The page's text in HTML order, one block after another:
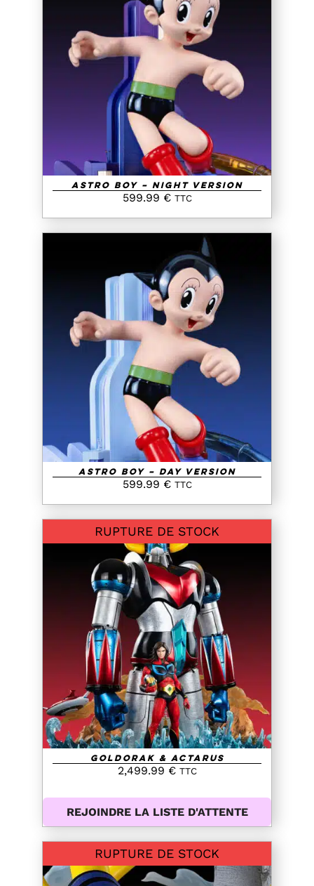
AJOUTER AU PANIER
/
DETAILS
Astro Boy – Night Version
599.99 € TTC
AJOUTER AU PANIER
/
Astro Boy – Day Version
599.99 € TTC
RUPTURE DE STOCK
DETAILS
Goldorak & Actarus
2,499.99 € TTC
REJOINDRE LA LISTE D'ATTENTE
RUPTURE DE STOCK